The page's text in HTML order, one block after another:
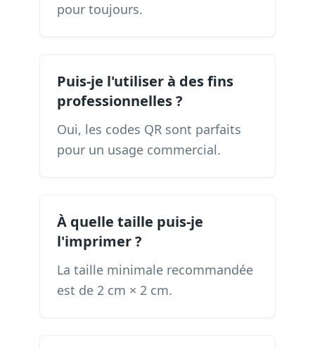
pour toujours.
Puis-je l'utiliser à des fins
professionnelles ?
Oui, les codes QR sont parfaits
pour un usage commercial.
À quelle taille puis-je
l'imprimer ?
La taille minimale recommandée
est de 2 cm × 2 cm.